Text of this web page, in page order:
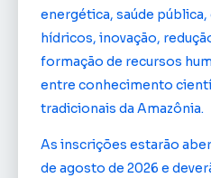
energética, saúde
hídricos, inovação,
formação de recursos
entre conhecimento
tradicionais da Amazônia.
As inscrições estarão
de agosto de 2026 e